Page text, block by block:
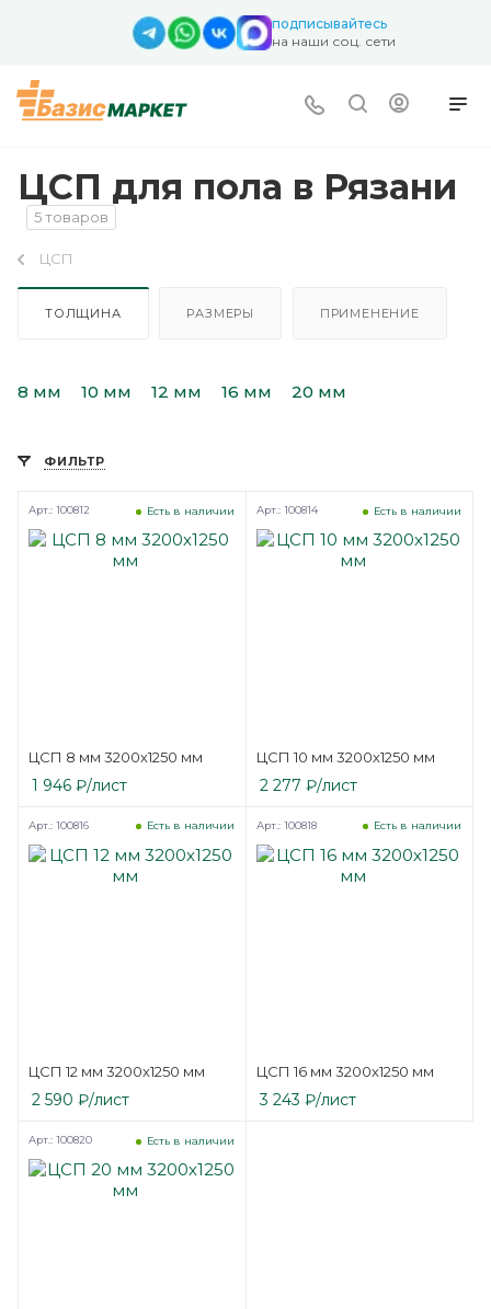
подписывайтесь
на наши соц. сети
ЦСП для пола в Рязани
5 товаров
ЦСП
ТОЛЩИНА РАЗМЕРЫ ПРИМЕНЕНИЕ
8 мм 10 мм 12 мм 16 мм 20 мм
ФИЛЬТР
ЦСП 8 мм 3200х1250 мм
Есть в наличии
Арт.: 100812
1 946 ₽/лист
ЦСП 10 мм 3200х1250 мм
Есть в наличии
Арт.: 100814
2 277 ₽/лист
ЦСП 12 мм 3200х1250 мм
Есть в наличии
Арт.: 100816
2 590 ₽/лист
ЦСП 16 мм 3200х1250 мм
Есть в наличии
Арт.: 100818
3 243 ₽/лист
Есть в наличии
Арт.: 100820